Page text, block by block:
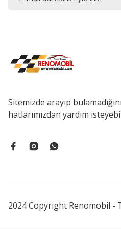
Sitemizde arayıp
hatlarımızdan yardım
2024 Copyright Renomobil -